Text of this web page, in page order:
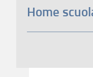
Home